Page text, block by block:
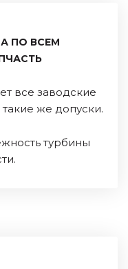
ПО ВСЕМ
все заводские
же допуски.
турбины